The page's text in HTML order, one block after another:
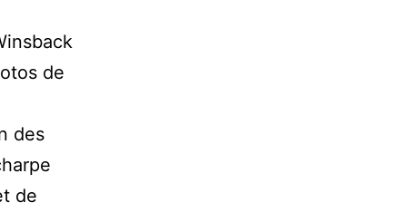
de
des
de